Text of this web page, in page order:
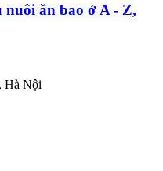
nuôi ăn bao ở A - Z,
Hà Nội